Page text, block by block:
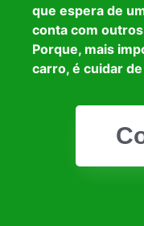
que espera de
conta com
Porque, mais
carro, é cuidar